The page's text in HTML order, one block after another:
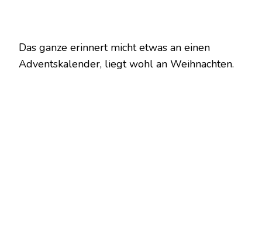
Das ganze erinnert micht etwas an einen
Adventskalender, liegt wohl an Weihnachten.